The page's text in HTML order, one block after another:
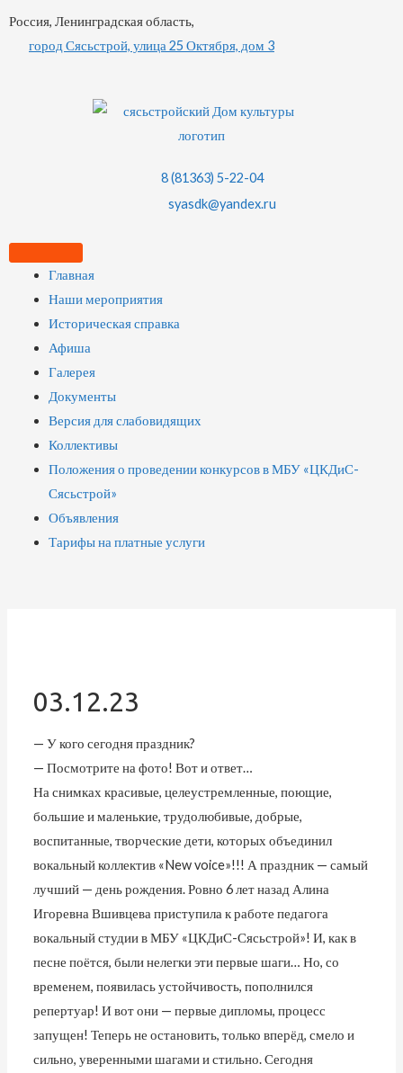
Россия, Ленинградская область,
город Сясьстрой, улица 25 Октября, дом 3
8 (81363) 5-22-04
syasdk@yandex.ru
Главная
Наши мероприятия
Историческая справка
Афиша
Галерея
Документы
Версия для слабовидящих
Коллективы
Положения о проведении конкурсов в МБУ «ЦКДиС-
Сясьстрой»
Объявления
Тарифы на платные услуги
03.12.23
— У кого сегодня праздник?
— Посмотрите на фото! Вот и ответ…
На снимках красивые, целеустремленные, поющие,
большие и маленькие, трудолюбивые, добрые,
воспитанные, творческие дети, которых объединил
вокальный коллектив «New voice»!!! А праздник — самый
лучший — день рождения. Ровно 6 лет назад Алина
Игоревна Вшивцева приступила к работе педагога
вокальный студии в МБУ «ЦКДиС-Сясьстрой»! И, как в
песне поётся, были нелегки эти первые шаги… Но, со
временем, появилась устойчивость, пополнился
репертуар! И вот они — первые дипломы, процесс
запущен! Теперь не остановить, только вперёд, смело и
сильно, уверенными шагами и стильно. Сегодня